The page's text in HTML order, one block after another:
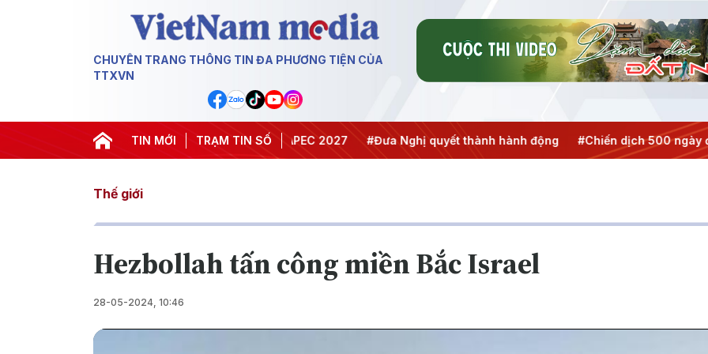
CHUYÊN TRANG THÔNG TIN ĐA PHƯƠNG TIỆN CỦA
TTXVN
TIN MỚI TRẠM TIN SỐ
#Hội nghị Trung ương 3 #APEC 2027 #Đưa Nghị quyết thành hành động #Chiến dịch 500 ngày đêm
Thế giới
Hezbollah tấn công miền Bắc Israel
28-05-2024, 10:46